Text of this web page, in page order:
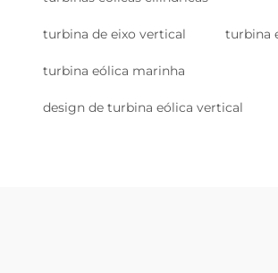
turbina de eixo vertical turbina
turbina eólica marinha
design de turbina eólica vertical